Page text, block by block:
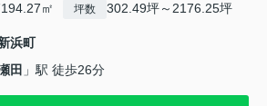
㎡ 坪数 302.49坪～2176.25坪
浜町
田 」駅 徒歩26分